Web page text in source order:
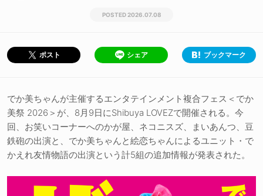
2026.07.08
ポスト シェア ブックマーク
でか美ちゃんが主催するエンタテインメント複合フェス＜でか
美祭 2026＞が、8月9日にShibuya LOVEZで開催される。今
回、お笑いコーナーへのかが屋、ネコニスズ、まいあんつ、豆
鉄砲の出演と、でか美ちゃんと絵恋ちゃんによるユニット・で
かえれ友情物語の出演という計5組の追加情報が発表された。